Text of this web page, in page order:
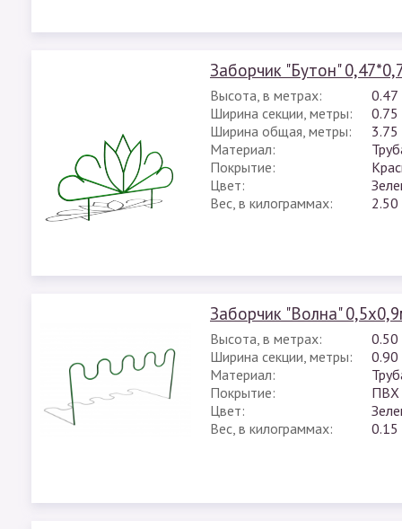
Заборчик "Бутон"
Высота, в метрах:
0.47
Ширина секции, метры:
0.75
Ширина общая, метры:
3.75
Материал:
Покрытие:
Цвет:
Вес, в килограммах:
2.50
Заборчик "Волна"
Высота, в метрах:
0.50
Ширина секции, метры:
0.90
Материал:
Покрытие:
ПВХ
Цвет:
Вес, в килограммах:
0.15